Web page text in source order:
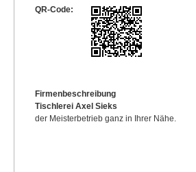
QR-Code:
Firmenbeschreibung
Tischlerei Axel Sieks
der Meisterbetrieb ganz in Ihrer Nähe.